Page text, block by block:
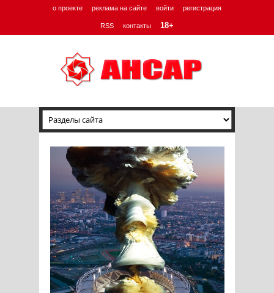
о проекте реклама на сайте войти регистрация
RSS контакты 18+